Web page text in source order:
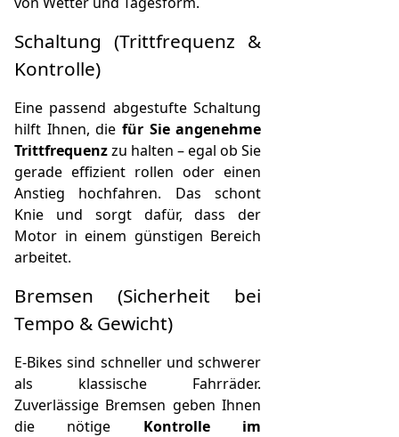
Schaltung (Trittfrequenz &
Kontrolle)
Eine passend abgestufte Schaltung
hilft Ihnen, die für Sie angenehme
Trittfrequenzzu halten – egal ob Sie
gerade effizient rollen oder einen
Anstieg hochfahren. Das schont
Knie und sorgt dafür, dass der
Motor in einem günstigen Bereich
arbeitet.
Bremsen (Sicherheit bei
Tempo & Gewicht)
E‑Bikes sind schneller und schwerer
als klassische Fahrräder.
Zuverlässige Bremsen geben Ihnen
die nötige Kontrolle im